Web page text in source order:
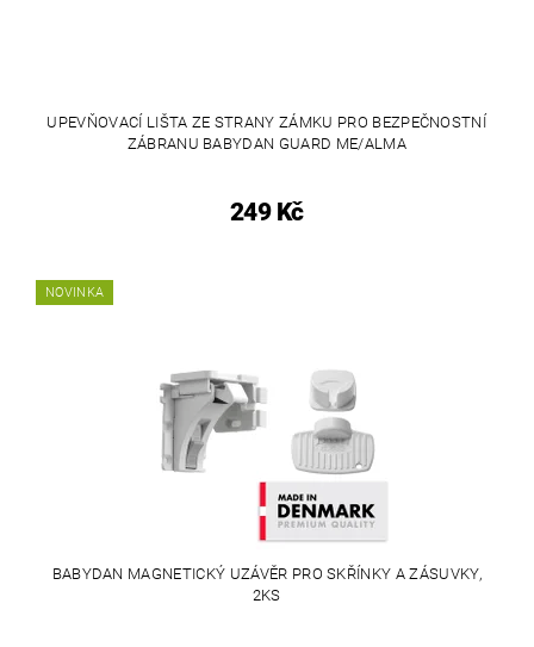
UPEVŇOVACÍ LIŠTA ZE STRANY ZÁMKU PRO BEZPEČNOSTNÍ
ZÁBRANU BABYDAN GUARD ME/ALMA
249 Kč
NOVINKA
BABYDAN MAGNETICKÝ UZÁVĚR PRO SKŘÍNKY A ZÁSUVKY,
2KS